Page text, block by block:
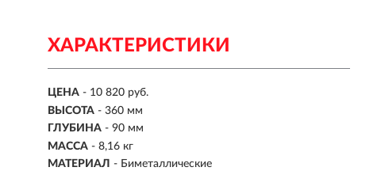
ХАРАКТЕРИСТИКИ
ЦЕНА - 10 820 руб.
ВЫСОТА - 360 мм
ГЛУБИНА - 90 мм
МАССА - 8,16 кг
МАТЕРИАЛ - Биметаллические